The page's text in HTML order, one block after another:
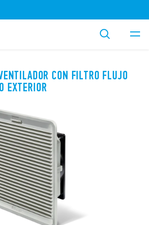
CON FILTRO FLUJO
EXTERIOR